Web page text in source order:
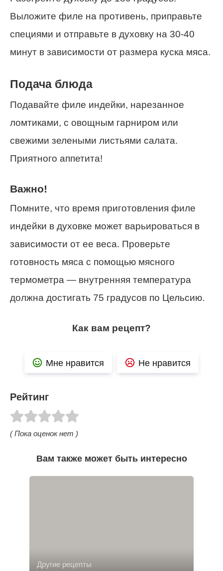
Выложите филе на противень, приправьте
специями и отправьте в духовку на 30-40
минут в зависимости от размера куска мяса.
Подача блюда
Подавайте филе индейки, нарезанное
ломтиками, с овощным гарниром или
свежими зелеными листьями салата.
Приятного аппетита!
Важно!
Помните, что время приготовления филе
индейки в духовке может варьироваться в
зависимости от ее веса. Проверьте
готовность мяса с помощью мясного
термометра — внутренняя температура
должна достигать 75 градусов по Цельсию.
Как вам рецепт?
Мне нравится Не нравится
Рейтинг
( Пока оценок нет )
Вам также может быть интересно
Другие рецепты